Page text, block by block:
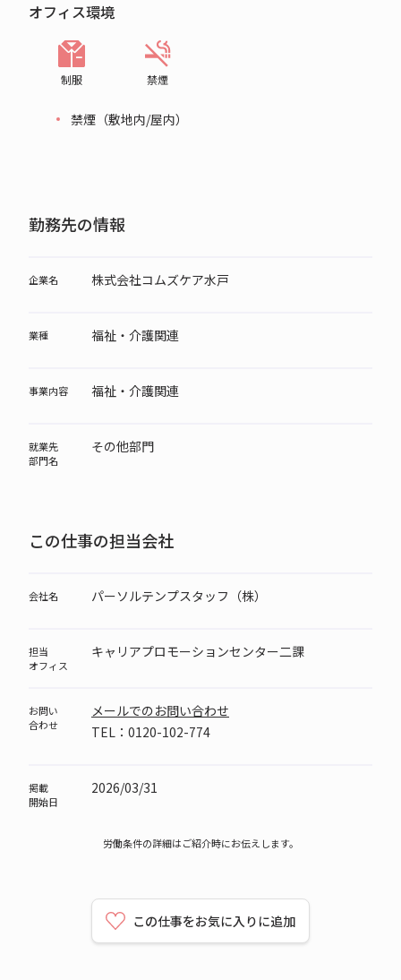
オフィス環境
制服 禁煙
禁煙（敷地内/屋内）
勤務先の情報
企業名 株式会社コムズケア水戸
業種 福祉・介護関連
事業内容 福祉・介護関連
就業先
部門名
その他部門
この仕事の担当会社
会社名 パーソルテンプスタッフ（株）
担当
オフィス
キャリアプロモーションセンター二課
お問い
合わせ
メールでのお問い合わせ
TEL：0120-102-774
掲載
開始日
2026/03/31
労働条件の詳細はご紹介時にお伝えします。
この仕事をお気に入りに追加